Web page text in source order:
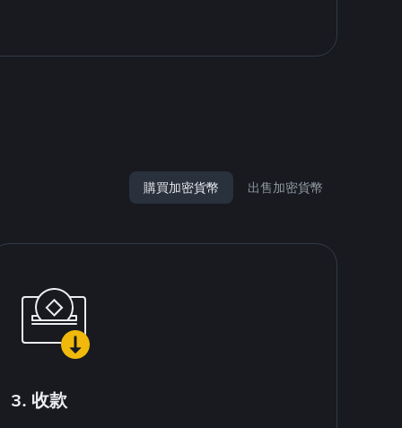
購買加密貨幣 出售加密貨幣
3. 收款